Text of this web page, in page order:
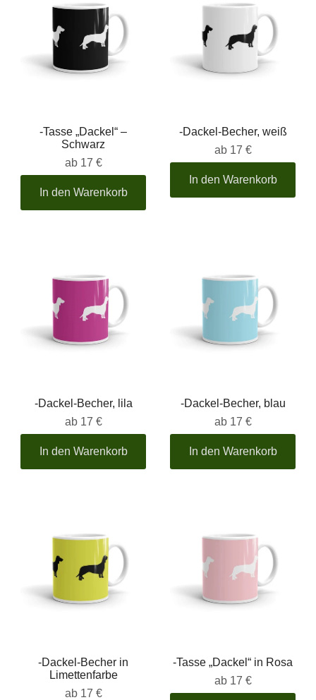
-Tasse „Dackel“ –
Schwarz
ab 17 €
In den Warenkorb
-Dackel-Becher, weiß
ab 17 €
In den Warenkorb
-Dackel-Becher, lila
ab 17 €
In den Warenkorb
-Dackel-Becher, blau
ab 17 €
In den Warenkorb
-Dackel-Becher in
Limettenfarbe
ab 17 €
-Tasse „Dackel“ in Rosa
ab 17 €